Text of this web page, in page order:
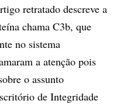
retratado descreve a
chama C3b, que
no sistema
a atenção pois
o assunto
de Integridade